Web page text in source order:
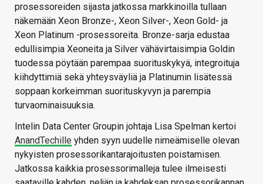
prosessoreiden sijasta jatkossa markkinoilla tullaan
näkemään Xeon Bronze-, Xeon Silver-, Xeon Gold- ja
Xeon Platinum -prosessoreita. Bronze-sarja edustaa
edullisimpia Xeoneita ja Silver vähävirtaisimpia Goldin
tuodessa pöytään parempaa suorituskykyä, integroituja
kiihdyttimiä sekä yhteysväyliä ja Platinumin lisätessä
soppaan korkeimman suorituskyvyn ja parempia
turvaominaisuuksia.
Intelin Data Center Groupin johtaja Lisa Spelman kertoi
AnandTechille yhden syyn uudelle nimeämiselle olevan
nykyisten prosessorikantarajoitusten poistamisen.
Jatkossa kaikkia prosessorimalleja tulee ilmeisesti